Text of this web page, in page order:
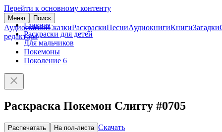
Перейти к основному контенту
Меню Поиск
АудиосказкиСказкиРаскраскиПесниАудиокнигиКнигиЗагадки
редактора
Главная
Раскраски для детей
Для мальчиков
Покемоны
Поколение 6
Раскраска Покемон Слиггу #0705
Распечатать На пол-листа Скачать